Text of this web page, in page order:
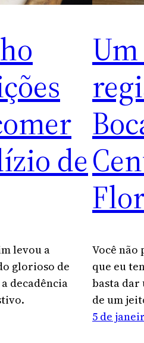
de
levou a
glorioso de
decadência
Você não
que eu
basta
de um
5 de